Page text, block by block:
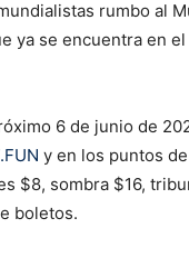
rumbo al
ya se encuentra en
6 de junio de
y en los puntos
$8, sombra $16,
boletos.